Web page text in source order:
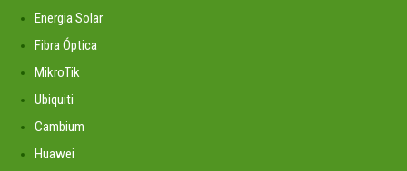
Energia Solar
Fibra Óptica
MikroTik
Ubiquiti
Cambium
Huawei